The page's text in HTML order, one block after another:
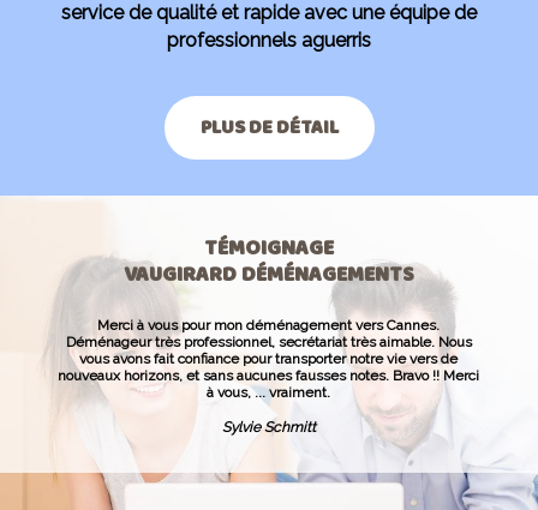
service de qualité et rapide avec une équipe de
professionnels aguerris
PLUS DE DÉTAIL
TÉMOIGNAGE
VAUGIRARD DÉMÉNAGEMENTS
Merci à vous pour mon déménagement vers Cannes.
Déménageur très professionnel, secrétariat très aimable. Nous
vous avons fait confiance pour transporter notre vie vers de
nouveaux horizons, et sans aucunes fausses notes. Bravo !! Merci
à vous, ... vraiment.
Sylvie Schmitt